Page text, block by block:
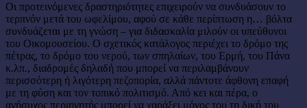
Οι προτεινόμενες δραστηριότητες επιχειρούν να συνδυάσουν το
τερπνόν μετά του ωφελίμου, αφού σε κάθε περίπτωση η… βόλτα
συνδυάζεται με τη γνώση – για διδασκαλία μιλούν οι υπεύθυνοι
του Οικομουσείου. Ο σχετικός κατάλογος περιέχει το δρόμο της
πέτρας, το δρόμο του νερού, των σπηλαίων, του Ερμή, του Πάνα
κ.λπ., διαδρομές δηλαδή που μπορεί να περιλαμβάνουν
περισσότερη ή λιγότερη πεζοπορία, αλλά πάντοτε άφθονη επαφή
με τη φύση και τον τοπικό πολιτισμό. Από κει και πέρα, ο
ανήσυχος περιηγητής μπορεί να χαράξει μόνος του τη δική του